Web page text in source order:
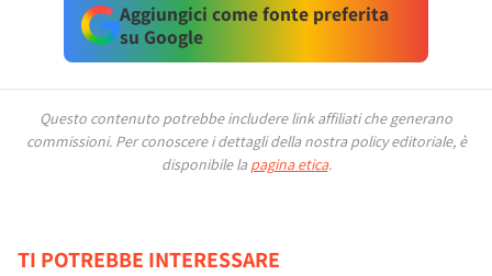
Aggiungici come fonte preferita
su Google
Questo contenuto potrebbe includere link affiliati che generano
commissioni. Per conoscere i dettagli della nostra policy editoriale, è
disponibile la pagina etica.
TI POTREBBE INTERESSARE